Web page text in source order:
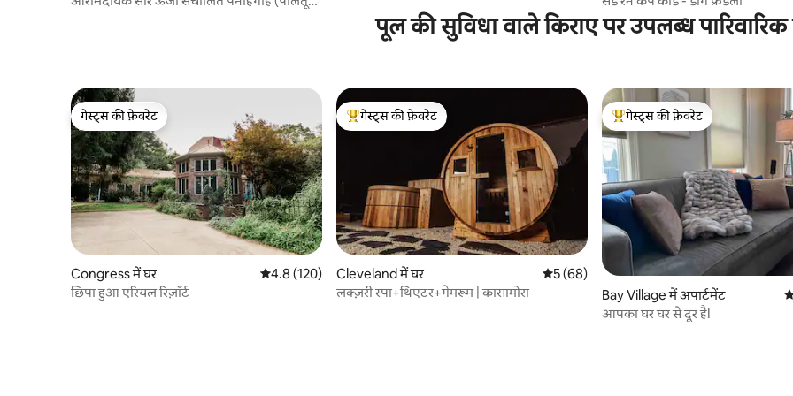
पूल की सुविधा वाले किराए पर उपलब्ध पारिवारिक
गेस्ट्स की फ़ेवरेट
गेस्ट्स की फ़ेवरेट
Congress में घर औसत रेटिंग 5 में से 4.8, 120 समीक्षाएँ
4.8 (120)
छिपा हुआ एरियल रिज़ॉर्ट
गेस्ट्स का टॉप फ़ेवरेट
गेस्ट्स की फ़ेवरेट
Cleveland में घर औसत रेटिंग 5 में से 5, 68 समीक्षाएँ
5 (68)
लक्ज़री स्पा+थिएटर+गेमरूम | कासामोरा
गेस्ट्स का टॉप फ़ेवरेट
गेस्ट्स की फ़ेवरेट
Bay Village में अपार्टमेंट
आपका घर घर से दूर है!